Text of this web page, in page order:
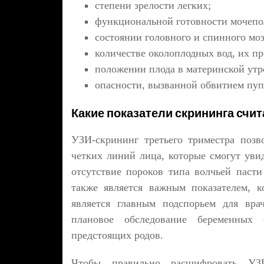
степени зрелости легких;
функциональной готовности
состоянии головного и спинного
количестве околоплодных вод, их
положении плода в материнской
опасности, вызванной обвитием
Какие показатели скрининга
УЗИ-скрининг третьего триместра
четких линий лица, которые смогут
отсутствие пороков типа волчьей
также является важным показателем,
является главным подспорьем для
плановое обследование
предстоящих родов.